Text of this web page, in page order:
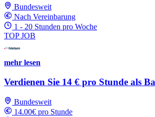
Bundesweit
Nach Vereinbarung
1 - 20 Stunden pro Woche
TOP JOB
mehr lesen
Verdienen Sie 14 € pro Stunde als
Bundesweit
14.00€ pro Stunde